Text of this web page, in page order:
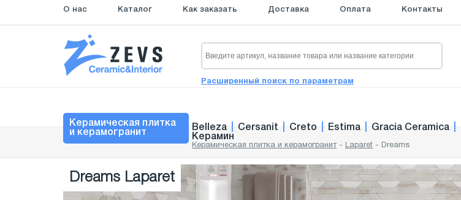
О нас Каталог Как заказать Доставка Оплата Контакты
Расширенный поиск по параметрам
Керамическая плитка
и керамогранит
Belleza Cersanit Creto Estima Gracia Ceramica
Керамин
Керамическая плитка и керамогранит - Laparet - Dreams
Dreams Laparet